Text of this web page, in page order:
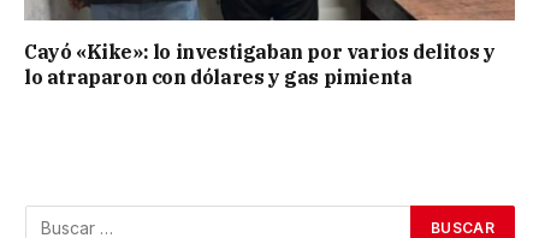
Cayó «Kike»: lo investigaban por varios delitos y
lo atraparon con dólares y gas pimienta